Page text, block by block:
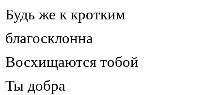
Будь же к кротким
благосклонна
Восхищаются тобой
Ты добра